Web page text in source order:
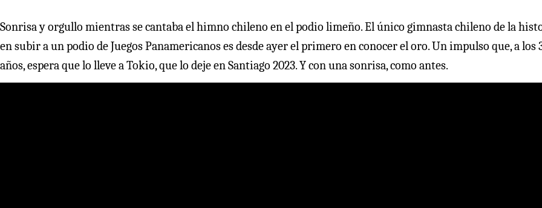
Sonrisa y orgullo mientras se cantaba el himno chileno en el podio limeño. El único gimnasta chileno de la
en subir a un podio de Juegos Panamericanos es desde ayer el primero en conocer el oro. Un impulso que, a los
años, espera que lo lleve a Tokio, que lo deje en Santiago 2023. Y con una sonrisa, como antes.